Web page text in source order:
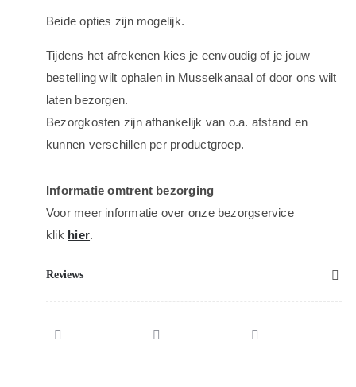
Beide opties zijn mogelijk.
Tijdens het afrekenen kies je eenvoudig of je jouw
bestelling wilt ophalen in Musselkanaal of door ons wilt
laten bezorgen.
Bezorgkosten zijn afhankelijk van o.a. afstand en
kunnen verschillen per productgroep.
Informatie omtrent bezorging
Voor meer informatie over onze bezorgservice
klik hier.
Reviews